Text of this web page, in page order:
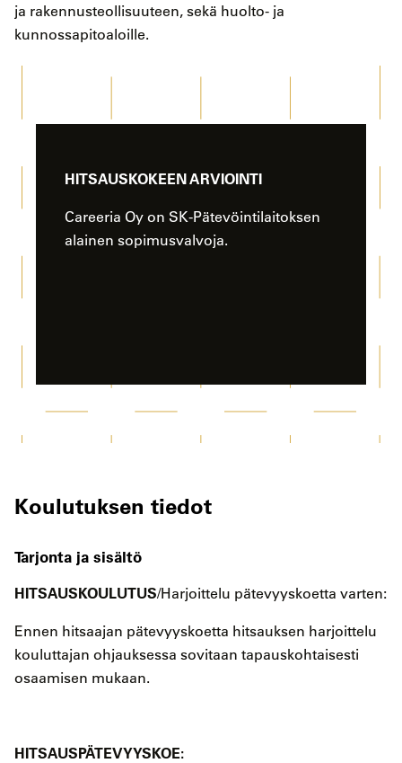
ja rakennusteollisuuteen, sekä huolto- ja
kunnossapitoaloille.
HITSAUSKOKEEN ARVIOINTI
Careeria Oy on SK-Pätevöintilaitoksen
alainen sopimusvalvoja.
Koulutuksen tiedot
Tarjonta ja sisältö
HITSAUSKOULUTUS/Harjoittelu pätevyyskoetta varten:
Ennen hitsaajan pätevyyskoetta hitsauksen harjoittelu
kouluttajan ohjauksessa sovitaan tapauskohtaisesti
osaamisen mukaan.
HITSAUSPÄTEVYYSKOE: